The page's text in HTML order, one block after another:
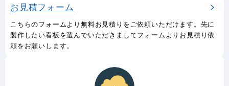
お見積フォーム
こちらのフォームより無料お見積りをご依頼いただけます。先に
製作したい看板を選んでいただきましてフォームよりお見積り依
頼をお願いします。